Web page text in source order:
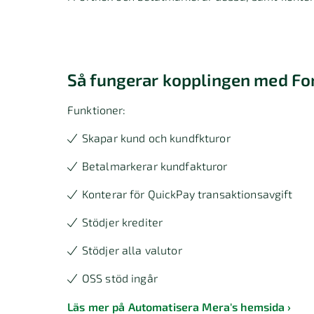
Så fungerar kopplingen med
Funktioner:
Skapar kund och kundfkturor
Betalmarkerar kundfakturor
Konterar för QuickPay transaktionsavgift
Stödjer krediter
Stödjer alla valutor
OSS stöd ingår
Läs mer på Automatisera Mera's hemsida